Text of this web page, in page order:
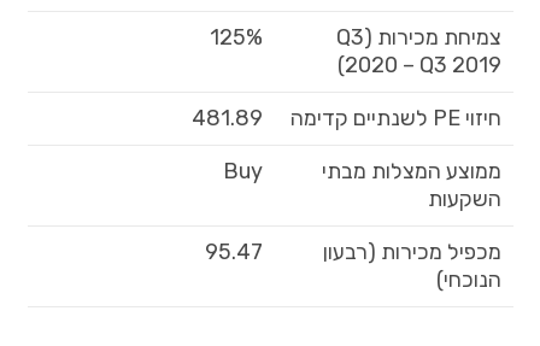
צמיחת מכירות (Q3
2020 – Q3 2019)
125%
חיזוי PE לשנתיים קדימה
481.89
ממוצע המצלות מבתי
השקעות
Buy
מכפיל מכירות (רבעון
הנוכחי)
95.47